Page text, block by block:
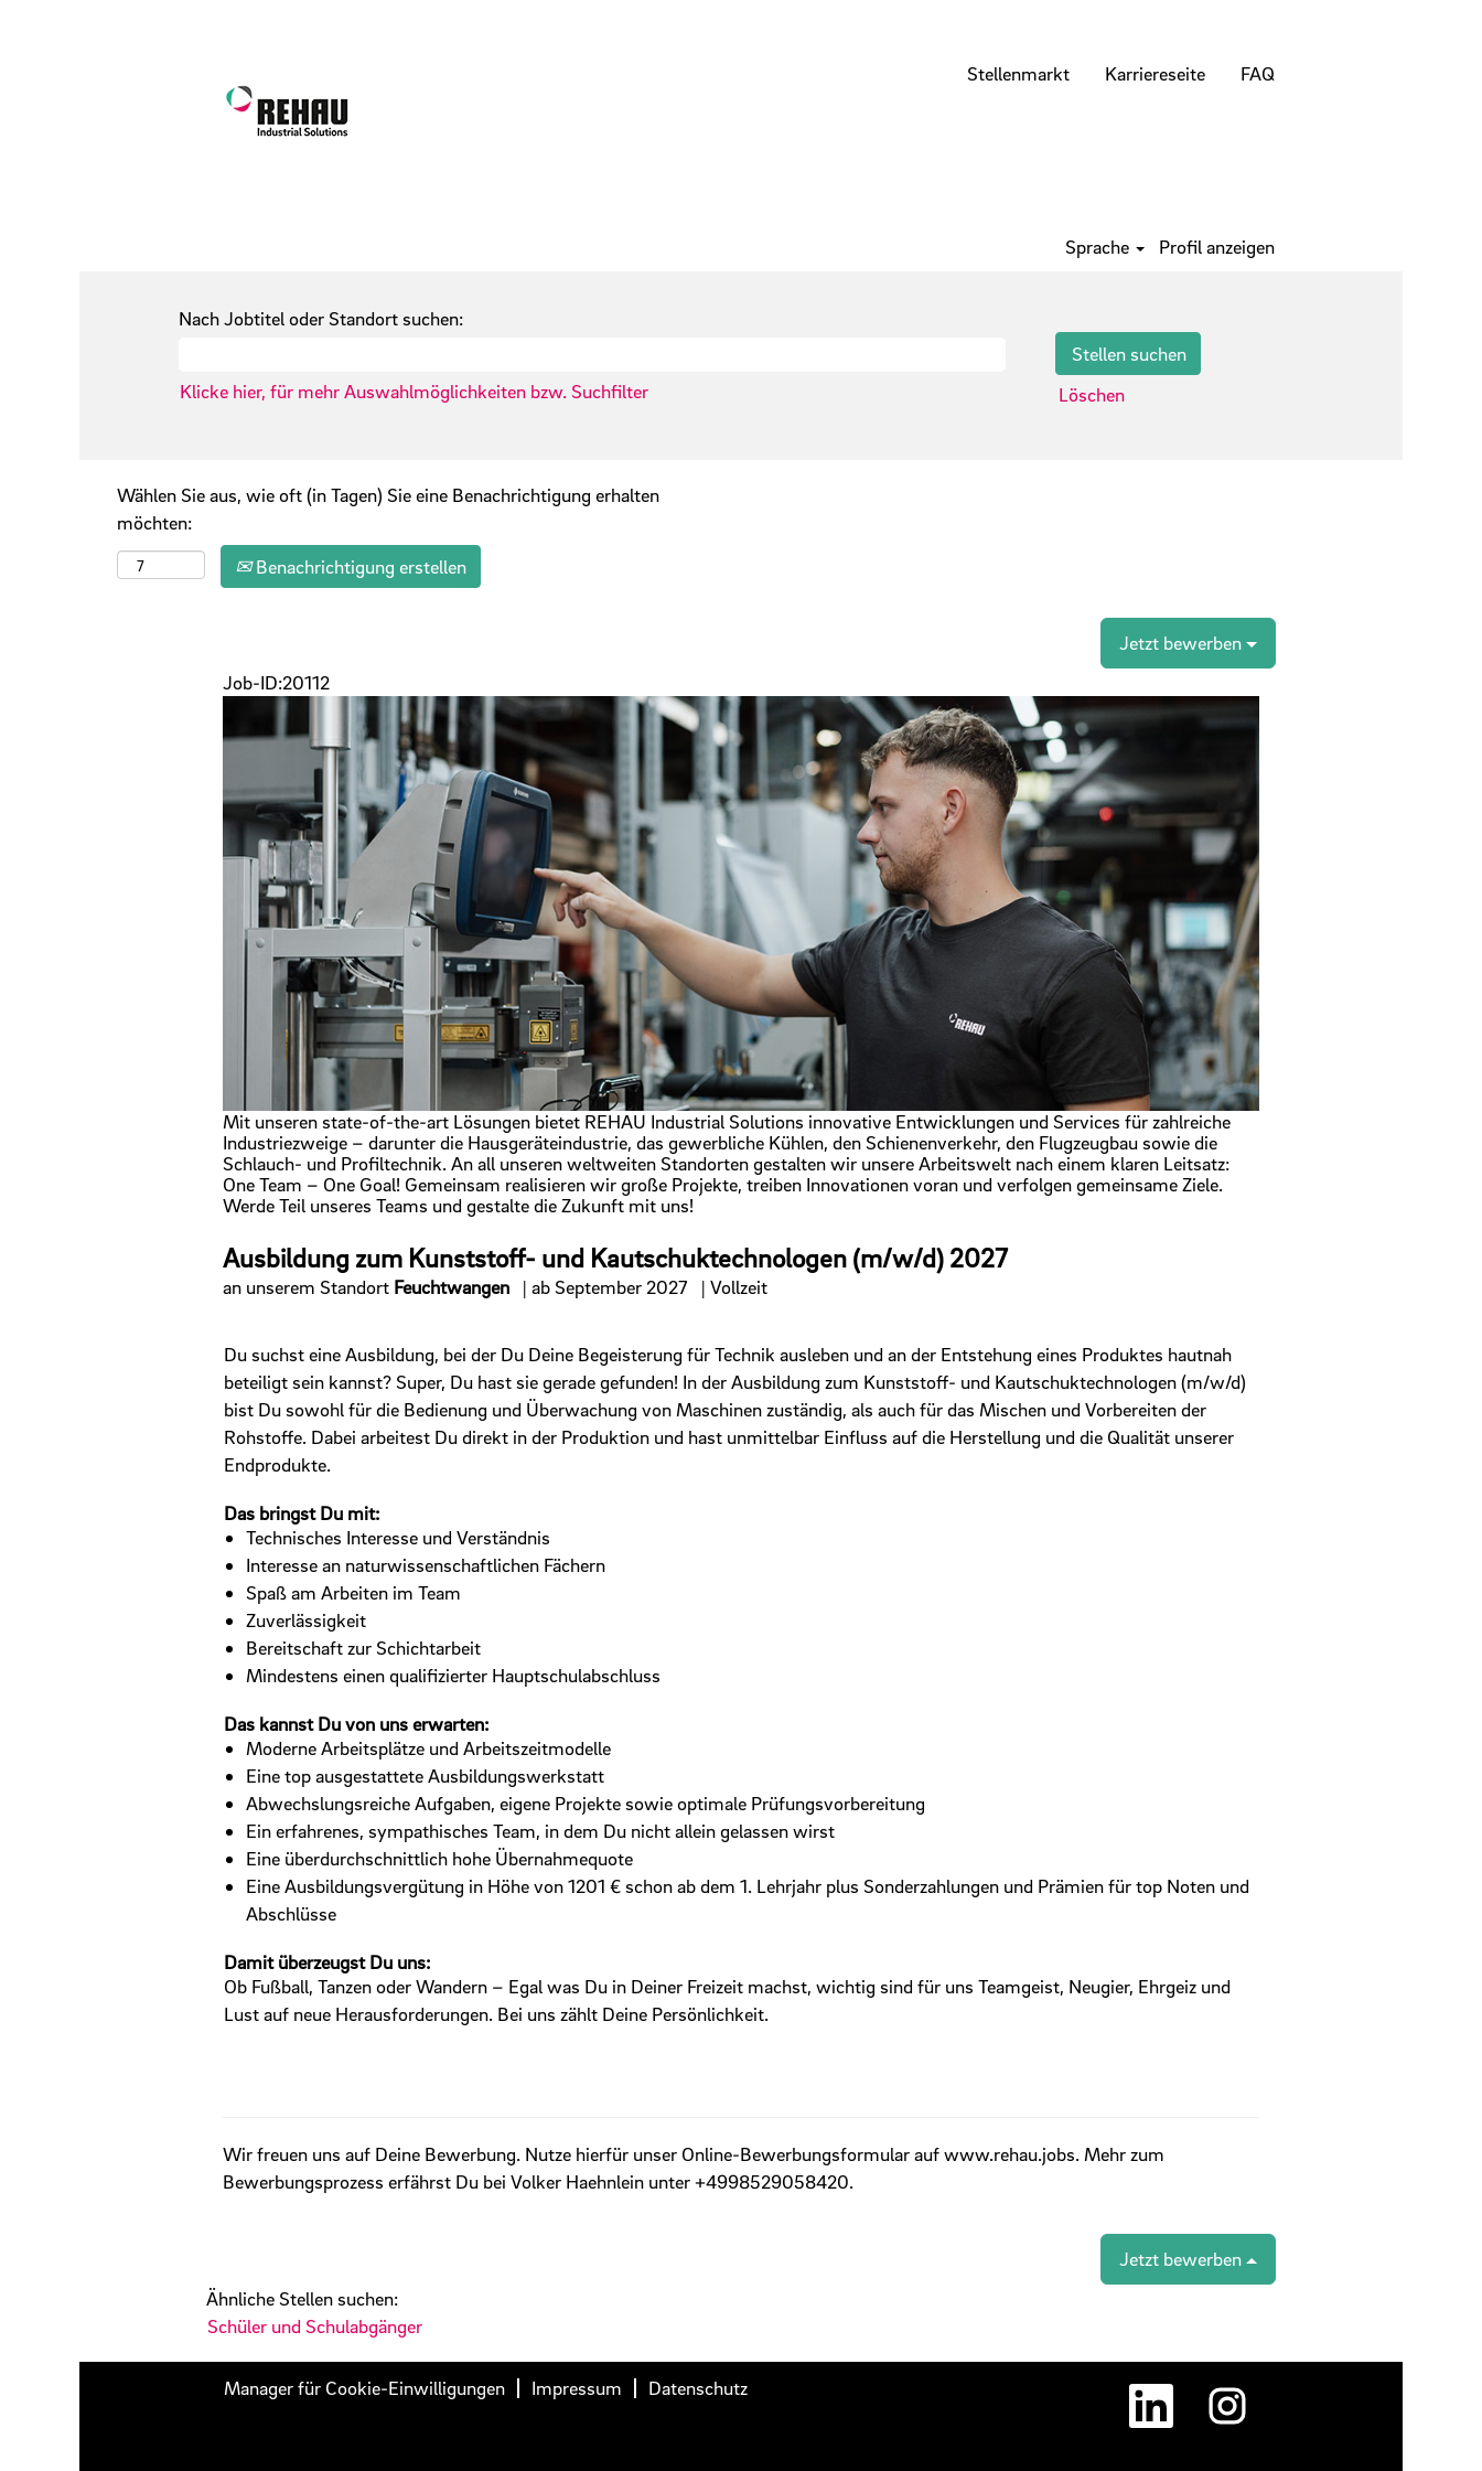
Stellenmarkt Karriereseite FAQ
Sprache Profil anzeigen
Nach Jobtitel oder Standort suchen:
Klicke hier, für mehr Auswahlmöglichkeiten bzw. Suchfilter Löschen
Wählen Sie aus, wie oft (in Tagen) Sie eine Benachrichtigung erhalten
möchten:
Benachrichtigung erstellen
Jetzt bewerben
Job-ID:20112
Mit unseren state-of-the-art Lösungen bietet REHAU Industrial Solutions innovative Entwicklungen und Services für zahlreiche
Industriezweige – darunter die Hausgeräteindustrie, das gewerbliche Kühlen, den Schienenverkehr, den Flugzeugbau sowie die
Schlauch- und Profiltechnik. An all unseren weltweiten Standorten gestalten wir unsere Arbeitswelt nach einem klaren Leitsatz:
One Team – One Goal! Gemeinsam realisieren wir große Projekte, treiben Innovationen voran und verfolgen gemeinsame Ziele.
Werde Teil unseres Teams und gestalte die Zukunft mit uns!
Ausbildung zum Kunststoff- und Kautschuktechnologen (m/w/d) 2027
an unserem Standort Feuchtwangen | ab September 2027 | Vollzeit
Du suchst eine Ausbildung, bei der Du Deine Begeisterung für Technik ausleben und an der Entstehung eines Produktes hautnah
beteiligt sein kannst? Super, Du hast sie gerade gefunden! In der Ausbildung zum Kunststoff- und Kautschuktechnologen (m/w/d)
bist Du sowohl für die Bedienung und Überwachung von Maschinen zuständig, als auch für das Mischen und Vorbereiten der
Rohstoffe. Dabei arbeitest Du direkt in der Produktion und hast unmittelbar Einfluss auf die Herstellung und die Qualität unserer
Endprodukte.
Das bringst Du mit:
Technisches Interesse und Verständnis
Interesse an naturwissenschaftlichen Fächern
Spaß am Arbeiten im Team
Zuverlässigkeit
Bereitschaft zur Schichtarbeit
Mindestens einen qualifizierter Hauptschulabschluss
Das kannst Du von uns erwarten:
Moderne Arbeitsplätze und Arbeitszeitmodelle
Eine top ausgestattete Ausbildungswerkstatt
Abwechslungsreiche Aufgaben, eigene Projekte sowie optimale Prüfungsvorbereitung
Ein erfahrenes, sympathisches Team, in dem Du nicht allein gelassen wirst
Eine überdurchschnittlich hohe Übernahmequote
Eine Ausbildungsvergütung in Höhe von 1201 € schon ab dem 1. Lehrjahr plus Sonderzahlungen und Prämien für top Noten und
Abschlüsse
Damit überzeugst Du uns:
Ob Fußball, Tanzen oder Wandern – Egal was Du in Deiner Freizeit machst, wichtig sind für uns Teamgeist, Neugier, Ehrgeiz und
Lust auf neue Herausforderungen. Bei uns zählt Deine Persönlichkeit.
Wir freuen uns auf Deine Bewerbung. Nutze hierfür unser Online-Bewerbungsformular auf www.rehau.jobs. Mehr zum
Bewerbungsprozess erfährst Du bei Volker Haehnlein unter +4998529058420.
Jetzt bewerben
Ähnliche Stellen suchen:
Schüler und Schulabgänger
Manager für Cookie-Einwilligungen Impressum Datenschutz
W
r
W